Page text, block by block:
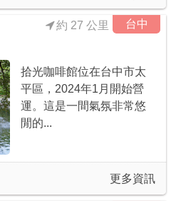
台中
約 27 公里
拾光咖啡館位在台中市太
平區，2024年1月開始營
運。這是一間氣氛非常悠
閒的...
更多資訊